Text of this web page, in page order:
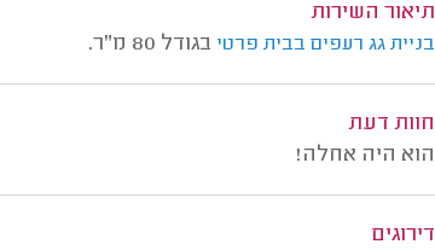
תיאור השירות
בניית גג רעפים בבית פרטי בגודל 80 מ"ר.
חוות דעת
הוא היה אחלה!
דירוגים